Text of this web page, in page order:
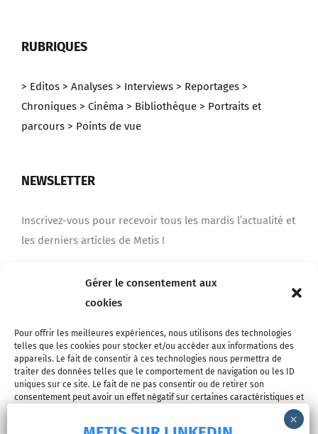
Gérer le consentement aux
cookies
Pour offrir les meilleures expériences, nous utilisons des technologies
telles que les cookies pour stocker et/ou accéder aux informations des
appareils. Le fait de consentir à ces technologies nous permettra de
traiter des données telles que le comportement de navigation ou les ID
uniques sur ce site. Le fait de ne pas consentir ou de retirer son
consentement peut avoir un effet négatif sur certaines caractéristiques et
RUBRIQUES
> Editos > Analyses > Interviews > Reportages >
Chroniques > Cinéma > Bibliothèque > Portraits et
parcours > Points de vue
NEWSLETTER
Inscrivez-vous pour recevoir tous les mardis l’actualité et
les derniers articles de Metis !